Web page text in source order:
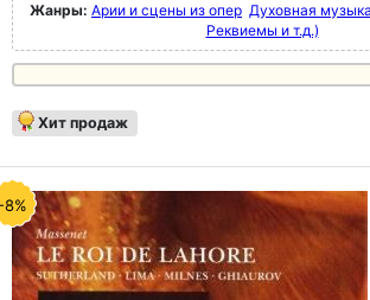
Жанры: Арии и сцены из опер Духовная
Реквиемы и т.д.)
Хит продаж
8%